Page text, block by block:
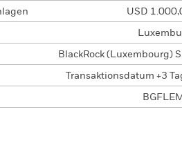
USD
BlackRock (Luxembourg)
Transaktionsdatum +3